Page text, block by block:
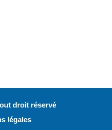
droit réservé
légales